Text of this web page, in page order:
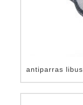
antiparras libus